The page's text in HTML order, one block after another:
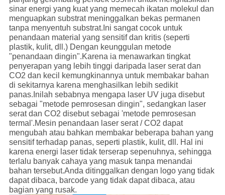
sinar energi yang kuat yang memecah ikatan molekul dan
menguapkan substrat meninggalkan bekas permanen
tanpa menyentuh substrat.Ini sangat cocok untuk
penandaan material yang sensitif dan kritis (seperti
plastik, kulit, dll.) Dengan keunggulan metode
"penandaan dingin".Karena ia menawarkan tingkat
penyerapan yang lebih tinggi daripada laser serat dan
CO2 dan kecil kemungkinannya untuk membakar bahan
di sekitarnya karena menghasilkan lebih sedikit
panas.Inilah sebabnya mengapa laser UV juga disebut
sebagai "metode pemrosesan dingin", sedangkan laser
serat dan CO2 disebut sebagai 'metode pemrosesan
termal'.Mesin penandaan laser serat / CO2 dapat
mengubah atau bahkan membakar beberapa bahan yang
sensitif terhadap panas, seperti plastik, kulit, dll. Hal ini
karena energi laser tidak terserap sepenuhnya, sehingga
terlalu banyak cahaya yang masuk tanpa menandai
bahan tersebut.Anda ditinggalkan dengan logo yang tidak
dapat dibaca, barcode yang tidak dapat dibaca, atau
bagian yang rusak.